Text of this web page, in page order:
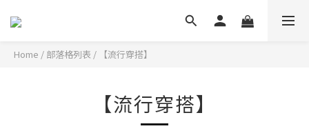
Home / 部落格列表 / 【流行穿搭】
【流行穿搭】